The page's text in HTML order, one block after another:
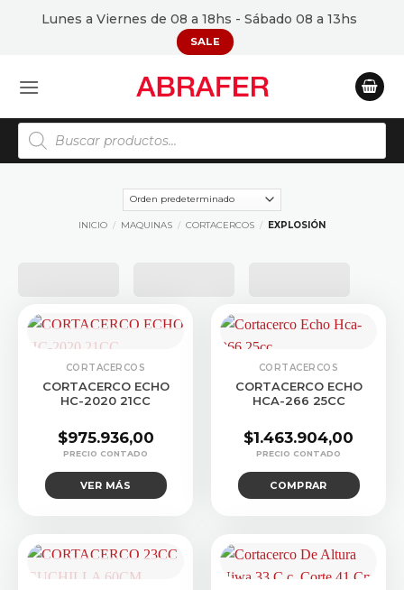
Lunes a Viernes de 08 a 18hs - Sábado 08 a 13hs
SALE
Búsqueda
de
productos
INICIO / MAQUINAS / CORTACERCOS / EXPLOSIÓN
CORTACERCOS
CORTACERCO ECHO
HC-2020 21CC
$975.936,00
VER MÁS
CORTACERCOS
CORTACERCO ECHO
HCA-266 25CC
$1.463.904,00
COMPRAR